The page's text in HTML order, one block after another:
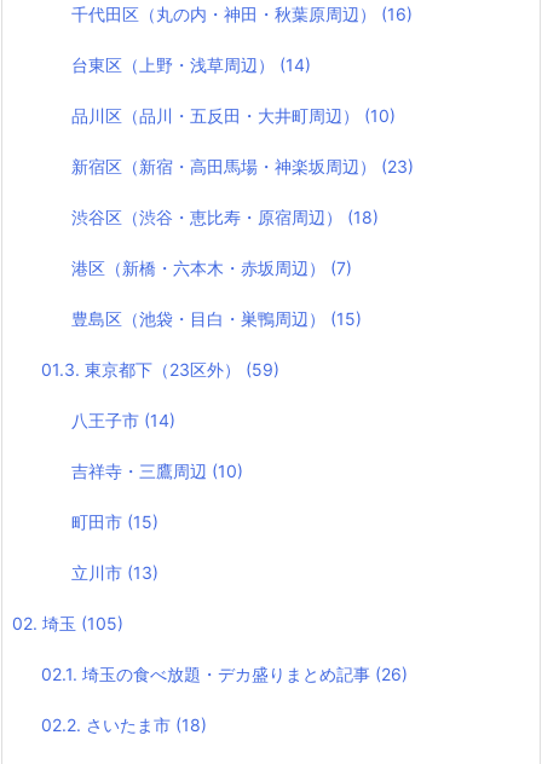
千代田区（丸の内・神田・秋葉原周辺） (16)
台東区（上野・浅草周辺） (14)
品川区（品川・五反田・大井町周辺） (10)
新宿区（新宿・高田馬場・神楽坂周辺） (23)
渋谷区（渋谷・恵比寿・原宿周辺） (18)
港区（新橋・六本木・赤坂周辺） (7)
豊島区（池袋・目白・巣鴨周辺） (15)
01.3. 東京都下（23区外） (59)
八王子市 (14)
吉祥寺・三鷹周辺 (10)
町田市 (15)
立川市 (13)
02. 埼玉 (105)
02.1. 埼玉の食べ放題・デカ盛りまとめ記事 (26)
02.2. さいたま市 (18)